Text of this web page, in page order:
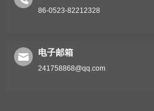
86-0523-82212328
电子邮箱
241758868@qq.com